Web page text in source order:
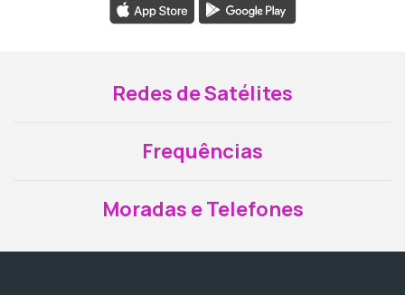
Redes de Satélites
Frequências
Moradas e Telefones